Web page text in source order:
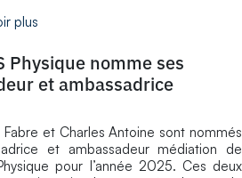
plus
Physique nomme ses
et ambassadrice
Fabre et Charles Antoine sont nommés
et ambassadeur médiation de
pour l’année 2025. Ces deux